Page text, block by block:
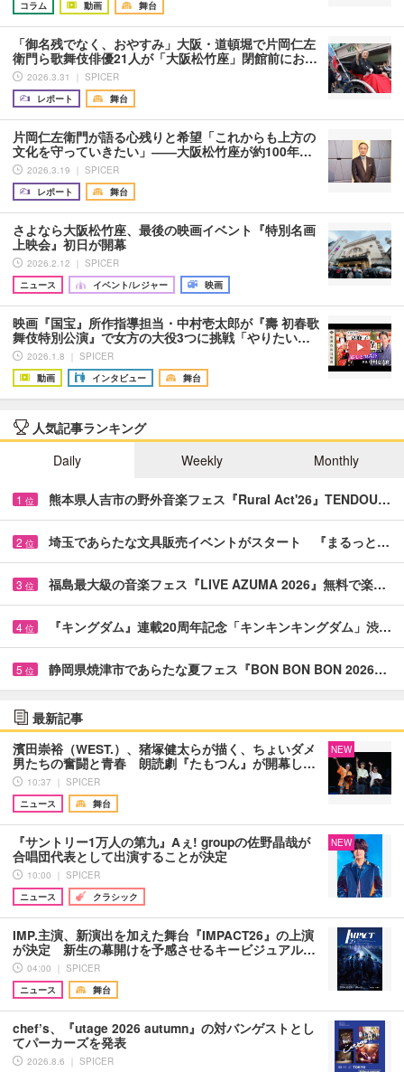
コラム 動画 舞台
「御名残でなく、おやすみ」大阪・道頓堀で片岡仁左
衛門ら歌舞伎俳優21人が「大阪松竹座」閉館前にお…
2026.3.31 ｜ SPICER
レポート
舞台
片岡仁左衛門が語る心残りと希望「これからも上方の
文化を守っていきたい」――大阪松竹座が約100年…
2026.3.19 ｜ SPICER
レポート
舞台
さよなら大阪松竹座、最後の映画イベント『特別名画
上映会』初日が開幕
2026.2.12 ｜ SPICER
ニュース
イベント/レジャー 映画
映画『国宝』所作指導担当・中村壱太郎が『壽 初春歌
舞伎特別公演』で女方の大役3つに挑戦「やりたい…
2026.1.8 ｜ SPICER
動画
インタビュー 舞台
人気記事ランキング
Daily
Weekly Monthly
1 位 熊本県人吉市の野外音楽フェス『Rural Act'26』TENDOU…
2 位 埼玉であらたな文具販売イベントがスタート 『まるっと…
3 位 福島最大級の音楽フェス『LIVE AZUMA 2026』無料で楽…
4 位 『キングダム』連載20周年記念「キンキンキングダム」渋…
5 位 静岡県焼津市であらたな夏フェス『BON BON BON 2026…
最新記事
濱田崇裕（WEST.）、猪塚健太らが描く、ちょいダメ
男たちの奮闘と青春 朗読劇『たもつん』が開幕し…
10:37 ｜ SPICER
ニュース
舞台
NEW
『サントリー1万人の第九』Aぇ! groupの佐野晶哉が
合唱団代表として出演することが決定
10:00 ｜ SPICER
ニュース
クラシック
NEW
IMP.主演、新演出を加えた舞台『IMPACT26』の上演
が決定 新生の幕開けを予感させるキービジュアル…
04:00 ｜ SPICER
ニュース
舞台
chef’s、『utage 2026 autumn』の対バンゲストとし
てパーカーズを発表
2026.8.6 ｜ SPICER